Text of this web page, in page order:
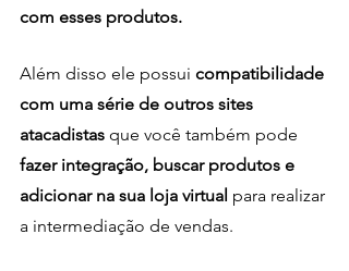
com esses produtos.
Além disso ele possui compatibilidade
com uma série de outros sites
atacadistas que você também pode
fazer integração, buscar produtos e
adicionar na sua loja virtual para realizar
a intermediação de vendas.